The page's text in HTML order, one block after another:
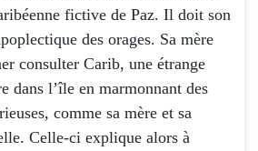
fictive de Paz. Il doit son
des orages. Sa mère
consulter Carib, une étrange
dans l’île en marmonnant des
comme sa mère et sa
Celle-ci explique alors à